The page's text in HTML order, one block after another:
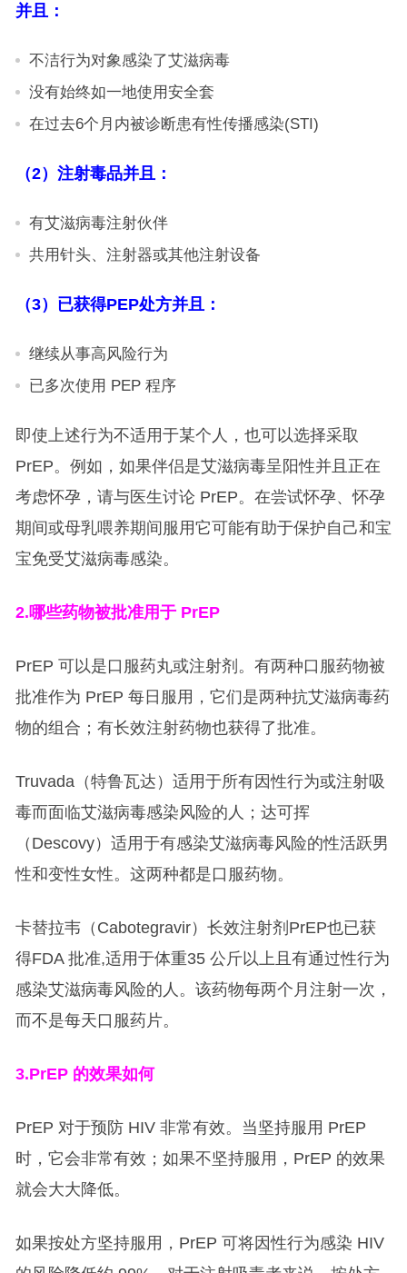
并且：
不洁行为对象感染了艾滋病毒
没有始终如一地使用安全套
在过去6个月内被诊断患有性传播感染(STI)
（2）注射毒品并且：
有艾滋病毒注射伙伴
共用针头、注射器或其他注射设备
（3）已获得PEP处方并且：
继续从事高风险行为
已多次使用 PEP 程序
即使上述行为不适用于某个人，也可以选择采取
PrEP。例如，如果伴侣是艾滋病毒呈阳性并且正在
考虑怀孕，请与医生讨论 PrEP。在尝试怀孕、怀孕
期间或母乳喂养期间服用它可能有助于保护自己和宝
宝免受艾滋病毒感染。
2.哪些药物被批准用于 PrEP
PrEP 可以是口服药丸或注射剂。有两种口服药物被
批准作为 PrEP 每日服用，它们是两种抗艾滋病毒药
物的组合；有长效注射药物也获得了批准。
Truvada（特鲁瓦达）适用于所有因性行为或注射吸
毒而面临艾滋病毒感染风险的人；达可挥
（Descovy）适用于有感染艾滋病毒风险的性活跃男
性和变性女性。这两种都是口服药物。
卡替拉韦（Cabotegravir）长效注射剂PrEP也已获
得FDA 批准,适用于体重35 公斤以上且有通过性行为
感染艾滋病毒风险的人。该药物每两个月注射一次，
而不是每天口服药片。
3.PrEP 的效果如何
PrEP 对于预防 HIV 非常有效。当坚持服用 PrEP
时，它会非常有效；如果不坚持服用，PrEP 的效果
就会大大降低。
如果按处方坚持服用，PrEP 可将因性行为感染 HIV